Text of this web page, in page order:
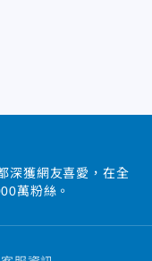
深獲網友喜愛，在全
萬粉絲。